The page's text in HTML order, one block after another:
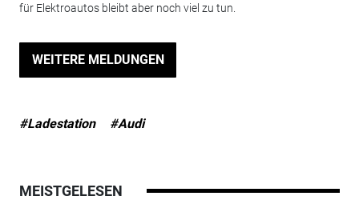
für Elektroautos bleibt aber noch viel zu tun.
WEITERE MELDUNGEN
#Ladestation #Audi
MEISTGELESEN